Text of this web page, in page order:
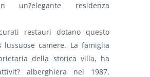
un?elegante residenza
restauri dotano questo
lussuose camere. La famiglia
della storica villa, ha
alberghiera nel 1987,